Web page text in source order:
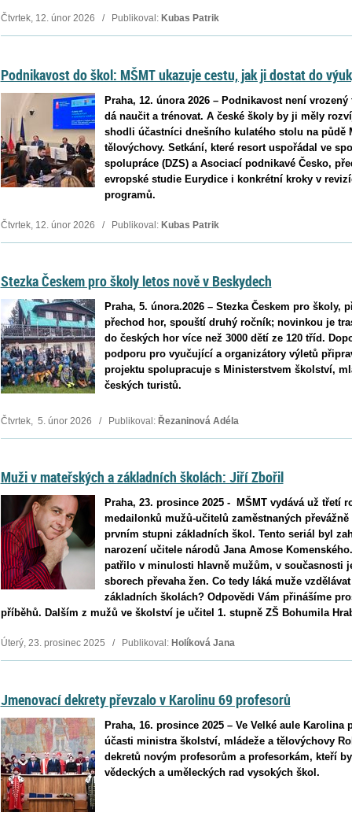
Čtvrtek, 12. únor 2026 / Publikoval: Kubas Patrik
Podnikavost do škol: MŠMT ukazuje cestu, jak ji dostat do
Praha, 12. února 2026 – Podnikavost není
dá naučit a trénovat. A české školy by ji měly
shodli účastníci dnešního kulatého stolu na půdě
tělovýchovy. Setkání, které resort uspořádal ve
spolupráce (DZS) a Asociací podnikavé Česko,
evropské studie Eurydice i konkrétní kroky v
programů.
Čtvrtek, 12. únor 2026 / Publikoval: Kubas Patrik
Stezka Českem pro školy letos nově v Beskydech
Praha, 5. února.2026 – Stezka Českem pro
přechod hor, spouští druhý ročník; novinkou je
do českých hor více než 3000 dětí ze 120 tříd.
podporu pro vyučující a organizátory výletů
projektu spolupracuje s Ministerstvem školství,
českých turistů.
Čtvrtek, 5. únor 2026 / Publikoval: Řezaninová Adéla
Muži v mateřských a základních školách: Jiří Zbořil
Praha, 23. prosince 2025 - MŠMT vydává už třetí
medailonků mužů-učitelů zaměstnaných
prvním stupni základních škol. Tento seriál byl
narození učitele národů Jana Amose
patřilo v minulosti hlavně mužům, v současnosti
sborech převaha žen. Co tedy láká muže
základních školách? Odpovědi Vám přinášíme
příběhů. Dalším z mužů ve školství je učitel 1. stupně ZŠ Bohumila
Úterý, 23. prosinec 2025 / Publikoval: Holíková Jana
Jmenovací dekrety převzalo v Karolinu 69 profesorů
Praha, 16. prosince 2025 – Ve Velké aule Karolina
účasti ministra školství, mládeže a tělovýchovy
dekretů novým profesorům a profesorkám, kteří
vědeckých a uměleckých rad vysokých škol.